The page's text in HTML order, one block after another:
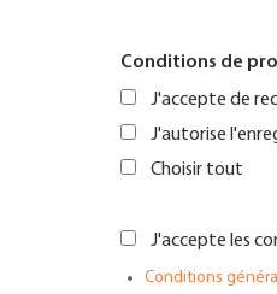
Conditions de
J'accepte de
J'autorise
Choisir tout
J'accepte les
Conditions